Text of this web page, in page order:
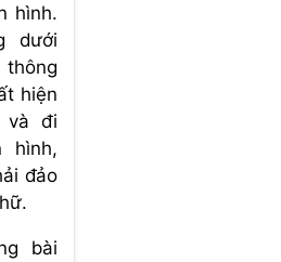
hình.
dưới
hiện
và đi
hình,
đảo
bài